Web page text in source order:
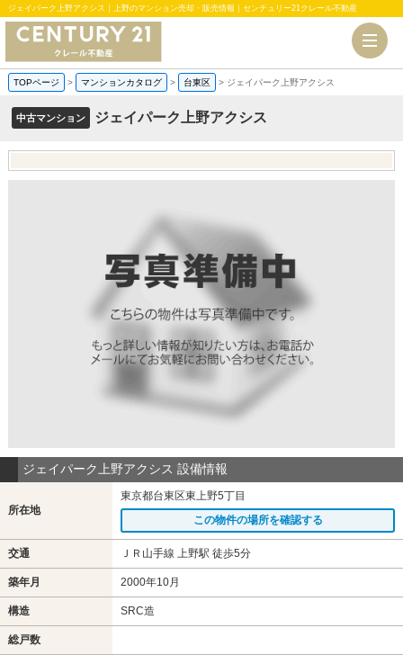
ジェイパーク上野アクシス｜上野のマンション売却・販売情報｜センチュリー21クレール不動産
TOPページ > マンションカタログ > 台東区 > ジェイパーク上野アクシス
中古マンション ジェイパーク上野アクシス
ジェイパーク上野アクシス 設備情報
所在地
東京都台東区東上野5丁目
この物件の場所を確認する
交通 ＪＲ山手線 上野駅 徒歩5分
築年月 2000年10月
構造 SRC造
総戸数